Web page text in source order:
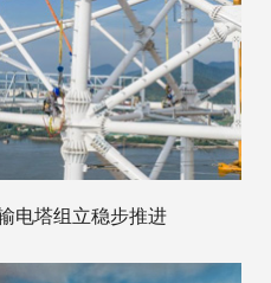
电塔组立稳步推进